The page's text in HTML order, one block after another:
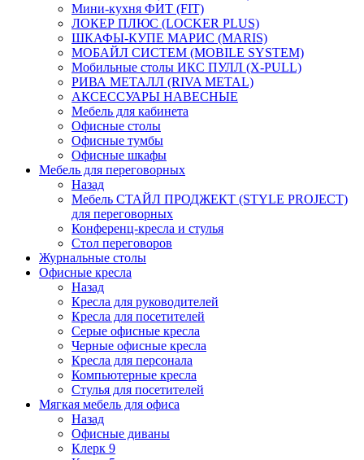
Мини-кухня ФИТ (FIT)
ЛОКЕР ПЛЮС (LOCKER PLUS)
ШКАФЫ-КУПЕ МАРИС (MARIS)
МОБАЙЛ СИСТЕМ (MOBILE SYSTEM)
Мобильные столы ИКС ПУЛЛ (X-PULL)
РИВА МЕТАЛЛ (RIVA METAL)
АКСЕССУАРЫ НАВЕСНЫЕ
Мебель для кабинета
Офисные столы
Офисные тумбы
Офисные шкафы
Мебель для переговорных
Назад
Мебель СТАЙЛ ПРОДЖЕКТ (STYLE PROJECT)
для переговорных
Конференц-кресла и стулья
Стол переговоров
Журнальные столы
Офисные кресла
Назад
Кресла для руководителей
Кресла для посетителей
Серые офисные кресла
Черные офисные кресла
Кресла для персонала
Компьютерные кресла
Стулья для посетителей
Мягкая мебель для офиса
Назад
Офисные диваны
Клерк 9